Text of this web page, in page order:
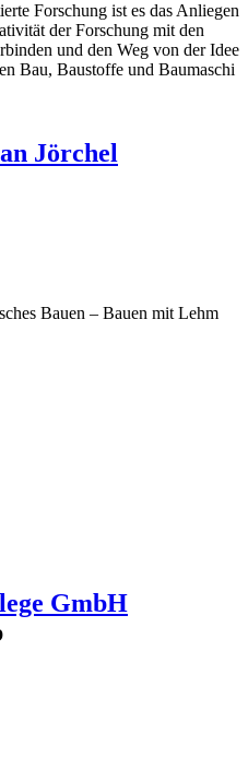
Forschung ist es das Anliegen
der Forschung mit den
und den Weg von der Idee
Bau, Baustoffe und Baumaschi
Jörchel
Bauen – Bauen mit Lehm
GmbH